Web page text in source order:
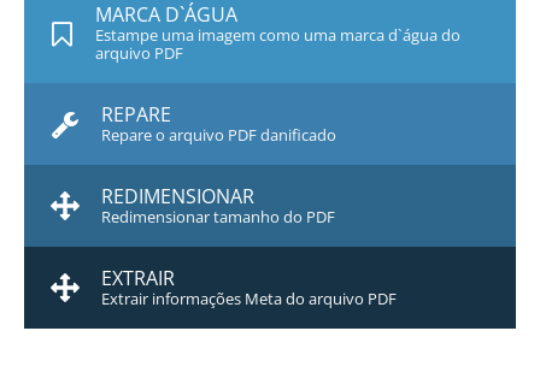
MARCA D`ÁGUA
Estampe uma imagem como uma marca d`água do
arquivo PDF
REPARE
Repare o arquivo PDF danificado
REDIMENSIONAR
Redimensionar tamanho do PDF
EXTRAIR
Extrair informações Meta do arquivo PDF